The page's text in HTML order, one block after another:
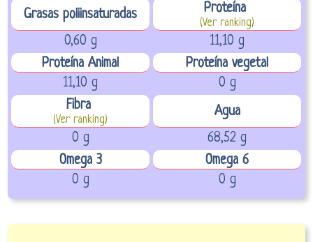
Grasas poliinsaturadas
Proteína
(Ver ranking)
0,60 g
11,10 g
Proteína Animal
Proteína vegetal
11,10 g
0 g
Fibra
(Ver ranking)
Agua
0 g
68,52 g
Omega 3
Omega 6
0 g
0 g